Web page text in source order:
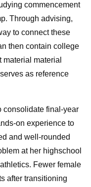
commencement
Through advising,
to connect these
then contain college
material
as reference
consolidate final-year
on experience to
and well-rounded
at her highschool
Fewer female
after transitioning